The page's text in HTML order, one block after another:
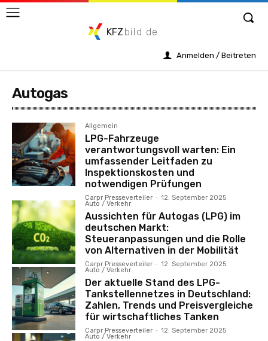
KFZ bild.de
Anmelden / Beitreten
Autogas
Allgemein
LPG-Fahrzeuge
verantwortungsvoll warten: Ein
umfassender Leitfaden zu
Inspektionskosten und
notwendigen Prüfungen
Carpr Presseverteiler - 12. September 2025
Auto / Verkehr
Aussichten für Autogas (LPG) im
deutschen Markt:
Steueranpassungen und die Rolle
von Alternativen in der Mobilität
Carpr Presseverteiler - 12. September 2025
Auto / Verkehr
Der aktuelle Stand des LPG-
Tankstellennetzes in Deutschland:
Zahlen, Trends und Preisvergleiche
für wirtschaftliches Tanken
Carpr Presseverteiler - 12. September 2025
Auto / Verkehr